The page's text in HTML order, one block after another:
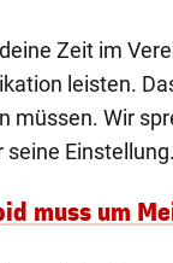
Zeit im
leisten.
müssen. Wir
seine
muss um